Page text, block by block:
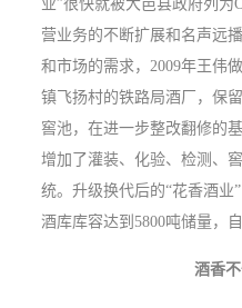
业”很快就被大邑县政府列
营业务的不断扩展和名声远
和市场的需求，2009年王伟
镇飞扬村的铁路局酒厂，保
窖池，在进一步整改翻修的
增加了灌装、化验、检测、
统。升级换代后的“花香酒业
酒库库容达到5800吨储量，
酒香